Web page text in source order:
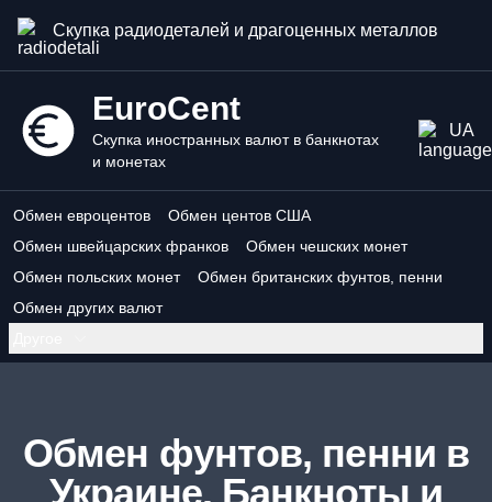
Скупка радиодеталей и драгоценных металлов
EuroCent
Скупка иностранных валют в банкнотах
и монетах
UA
Обмен евроцентов
Обмен центов США
Обмен швейцарских франков
Обмен чешских монет
Обмен польских монет
Обмен британских фунтов, пенни
Обмен других валют
Обмен фунтов, пенни в
Украине. Банкноты и